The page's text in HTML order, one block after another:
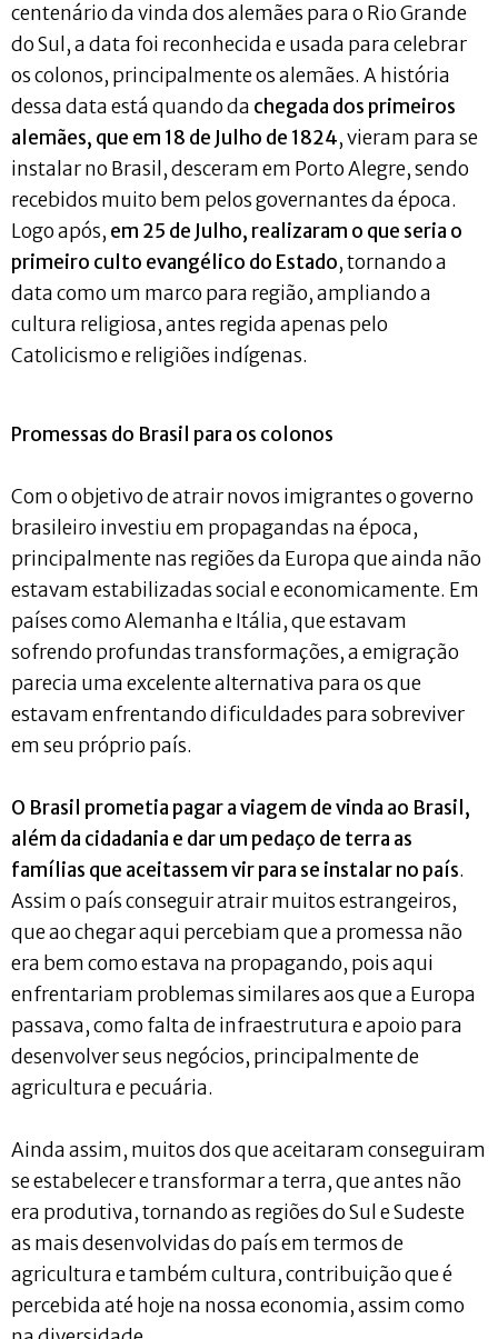
centenário da vinda dos alemães para o Rio Grande
do Sul, a data foi reconhecida e usada para celebrar
os colonos, principalmente os alemães. A história
dessa data está quando da chegada dos primeiros
alemães, que em 18 de Julho de 1824, vieram para se
instalar no Brasil, desceram em Porto Alegre, sendo
recebidos muito bem pelos governantes da época.
Logo após, em 25 de Julho, realizaram o que seria o
primeiro culto evangélico do Estado, tornando a
data como um marco para região, ampliando a
cultura religiosa, antes regida apenas pelo
Catolicismo e religiões indígenas.
Promessas do Brasil para os colonos
Com o objetivo de atrair novos imigrantes o governo
brasileiro investiu em propagandas na época,
principalmente nas regiões da Europa que ainda não
estavam estabilizadas social e economicamente. Em
países como Alemanha e Itália, que estavam
sofrendo profundas transformações, a emigração
parecia uma excelente alternativa para os que
estavam enfrentando dificuldades para sobreviver
em seu próprio país.
O Brasil prometia pagar a viagem de vinda ao Brasil,
além da cidadania e dar um pedaço de terra as
famílias que aceitassem vir para se instalar no país.
Assim o país conseguir atrair muitos estrangeiros,
que ao chegar aqui percebiam que a promessa não
era bem como estava na propagando, pois aqui
enfrentariam problemas similares aos que a Europa
passava, como falta de infraestrutura e apoio para
desenvolver seus negócios, principalmente de
agricultura e pecuária.
Ainda assim, muitos dos que aceitaram conseguiram
se estabelecer e transformar a terra, que antes não
era produtiva, tornando as regiões do Sul e Sudeste
as mais desenvolvidas do país em termos de
agricultura e também cultura, contribuição que é
percebida até hoje na nossa economia, assim como